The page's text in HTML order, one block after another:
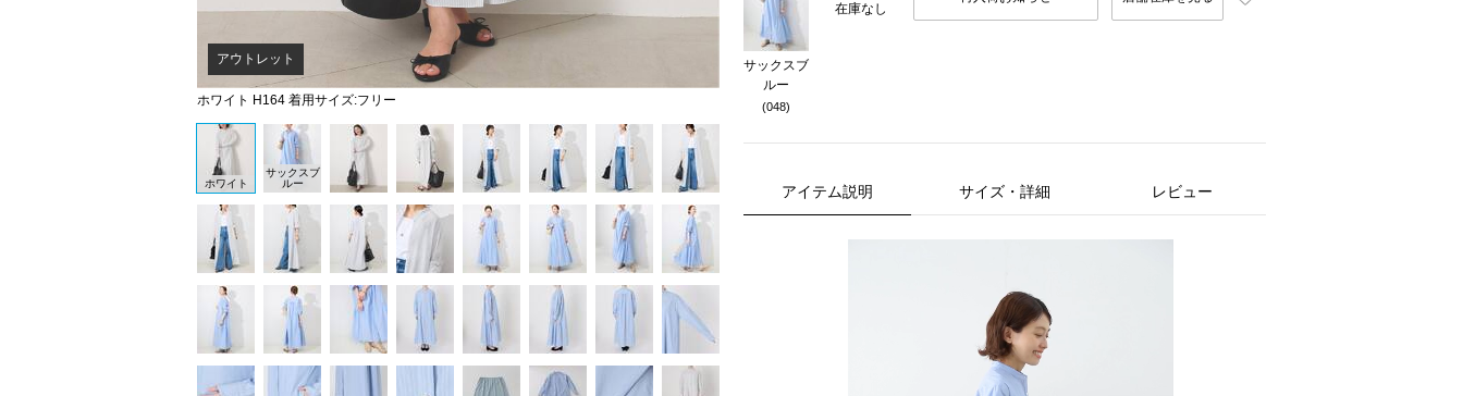
ホワイト H164 着用サイズ:フリー
アウトレット
ホワイト
サックスブ
ルー
サックスブ
ルー
(048)
在庫なし
アイテム説明 サイズ・詳細 レビュー